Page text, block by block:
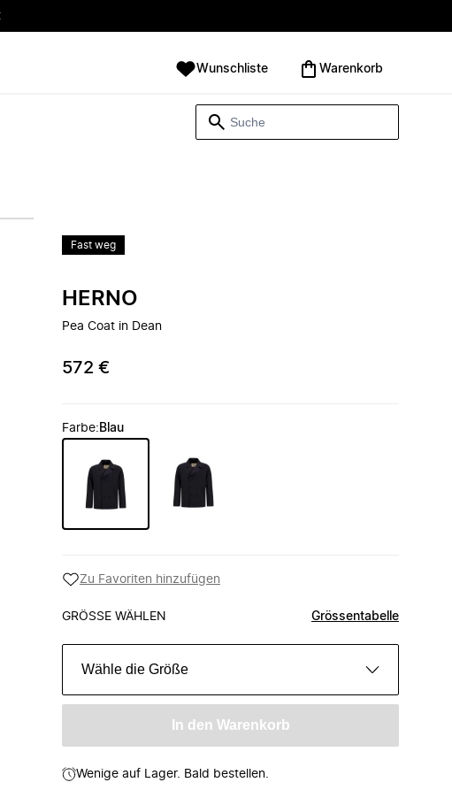
Wunschliste Warenkorb
Fast weg
HERNO
Pea Coat in Dean
572 €
Farbe: Blau
Zu Favoriten hinzufügen
GRÖSSE WÄHLEN Grössentabelle
Wähle die Größe
In den Warenkorb
Wenige auf Lager. Bald bestellen.